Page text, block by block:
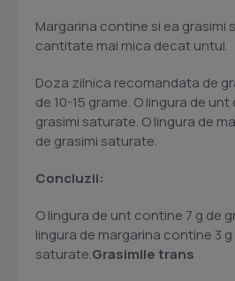
Margarina contine si ea grasimi
cantitate mai mica decat untul.
Doza zilnica recomandata de
de 10-15 grame. O lingura de
grasimi saturate. O lingura de
de grasimi saturate.
Concluzii:
O lingura de unt contine 7 g de
lingura de margarina contine 3
saturate.Grasimile trans